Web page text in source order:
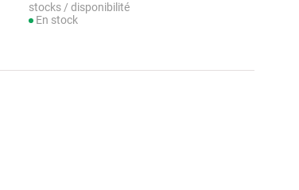
stocks / disponibilité
En stock